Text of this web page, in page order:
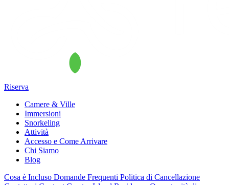
Riserva
Camere & Ville
Immersioni
Snorkeling
Attività
Accesso e Come Arrivare
Chi Siamo
Blog
Cosa è Incluso Domande Frequenti Politica di Cancellazione